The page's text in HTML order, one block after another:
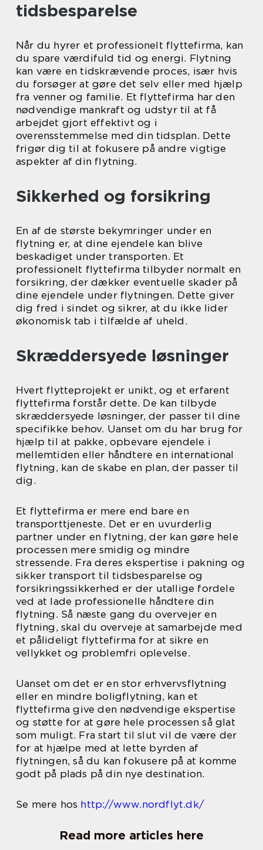
tidsbesparelse
Når du hyrer et professionelt flyttefirma, kan
du spare værdifuld tid og energi. Flytning
kan være en tidskrævende proces, især hvis
du forsøger at gøre det selv eller med hjælp
fra venner og familie. Et flyttefirma har den
nødvendige mankraft og udstyr til at få
arbejdet gjort effektivt og i
overensstemmelse med din tidsplan. Dette
frigør dig til at fokusere på andre vigtige
aspekter af din flytning.
Sikkerhed og forsikring
En af de største bekymringer under en
flytning er, at dine ejendele kan blive
beskadiget under transporten. Et
professionelt flyttefirma tilbyder normalt en
forsikring, der dækker eventuelle skader på
dine ejendele under flytningen. Dette giver
dig fred i sindet og sikrer, at du ikke lider
økonomisk tab i tilfælde af uheld.
Skræddersyede løsninger
Hvert flytteprojekt er unikt, og et erfarent
flyttefirma forstår dette. De kan tilbyde
skræddersyede løsninger, der passer til dine
specifikke behov. Uanset om du har brug for
hjælp til at pakke, opbevare ejendele i
mellemtiden eller håndtere en international
flytning, kan de skabe en plan, der passer til
dig.
Et flyttefirma er mere end bare en
transporttjeneste. Det er en uvurderlig
partner under en flytning, der kan gøre hele
processen mere smidig og mindre
stressende. Fra deres ekspertise i pakning og
sikker transport til tidsbesparelse og
forsikringssikkerhed er der utallige fordele
ved at lade professionelle håndtere din
flytning. Så næste gang du overvejer en
flytning, skal du overveje at samarbejde med
et pålideligt flyttefirma for at sikre en
vellykket og problemfri oplevelse.
Uanset om det er en stor erhvervsflytning
eller en mindre boligflytning, kan et
flyttefirma give den nødvendige ekspertise
og støtte for at gøre hele processen så glat
som muligt. Fra start til slut vil de være der
for at hjælpe med at lette byrden af
flytningen, så du kan fokusere på at komme
godt på plads på din nye destination.
Se mere hos http://www.nordflyt.dk/
Read more articles here